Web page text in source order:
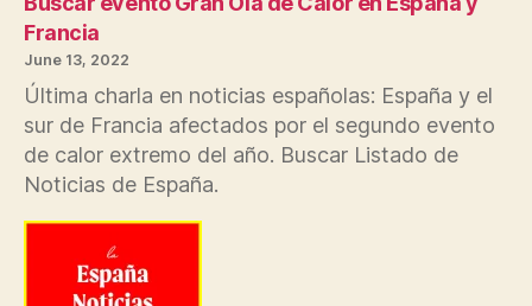
Francia
June 13, 2022
Última charla en noticias españolas: España y el
sur de Francia afectados por el segundo evento
de calor extremo del año. Buscar Listado de
Noticias de España.